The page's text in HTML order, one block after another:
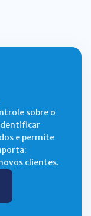
sobre o
e permite
clientes.